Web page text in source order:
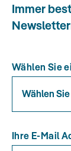
Immer
Wählen Sie
Wählen
Ihre E-Mail